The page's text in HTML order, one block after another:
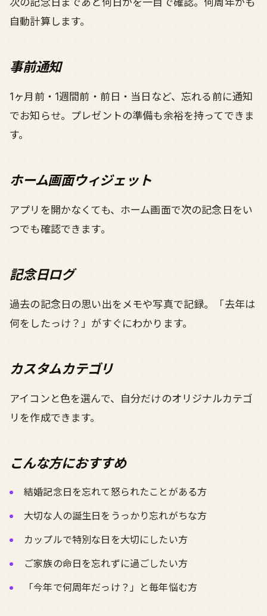
次の記念日まであと何日かを一目で確認。何周年かも
自動計算します。
事前通知
1ヶ月前・1週間前・前日・当日など、忘れる前に通知
でお知らせ。プレゼントの準備も余裕を持ってできま
す。
ホーム画面ウィジェット
アプリを開かなくても、ホーム画面で次の記念日をい
つでも確認できます。
記念日ログ
過去の記念日の思い出をメモや写真で記録。「去年は
何をしたっけ？」がすぐにわかります。
カスタムカテゴリ
アイコンと色を選んで、自分だけのオリジナルカテゴ
リを作成できます。
こんな方におすすめ
結婚記念日を忘れて怒られたことがある方
大切な人の誕生日をうっかり忘れがちな方
カップルで特別な日を大切にしたい方
ご家族の命日を忘れずに過ごしたい方
「今年で何周年だっけ？」と毎年悩む方